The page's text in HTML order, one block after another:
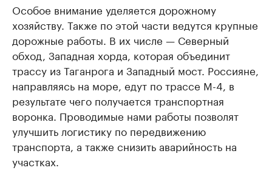
Особое внимание уделяется дорожному
хозяйству. Также по этой части ведутся крупные
дорожные работы. В их числе — Северный
обход, Западная хорда, которая объединит
трассу из Таганрога и Западный мост. Россияне,
направляясь на море, едут по трассе М-4, в
результате чего получается транспортная
воронка. Проводимые нами работы позволят
улучшить логистику по передвижению
транспорта, а также снизить аварийность на
участках.